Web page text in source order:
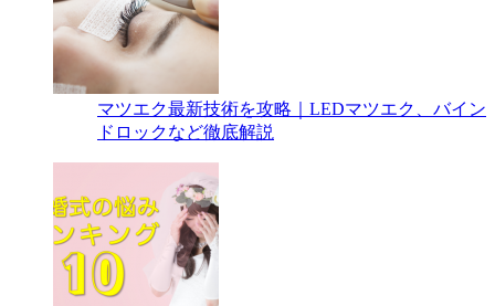
マツエク最新技術を攻略｜LEDマツエク、バイン
ドロックなど徹底解説